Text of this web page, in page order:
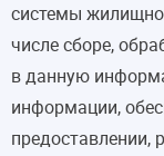
системы
числе сборе,
в данную
информации,
предоставлении,